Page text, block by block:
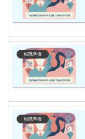
転職準備
転職準備